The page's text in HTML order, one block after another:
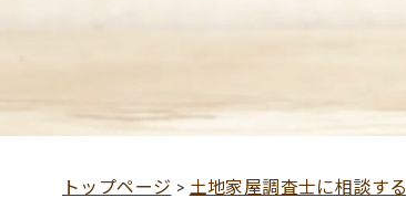
トップページ > 土地家屋調査士に相談する